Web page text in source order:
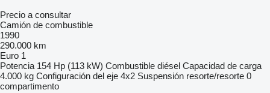
Precio a consultar
Camión de combustible
1990
290.000 km
Euro 1
Potencia 154 Hp (113 kW) Combustible diésel Capacidad de carga
4.000 kg Configuración del eje 4x2 Suspensión resorte/resorte 0
compartimento